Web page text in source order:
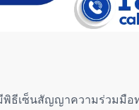
พิธีเซ็นสัญญาความร่วมมือ